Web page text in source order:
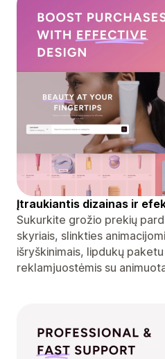
Įtraukiantis dizainas ir
Sukurkite grožio prekių
skyriais, slinkties
išryškinimais, lipdukų
reklamjuostėmis su